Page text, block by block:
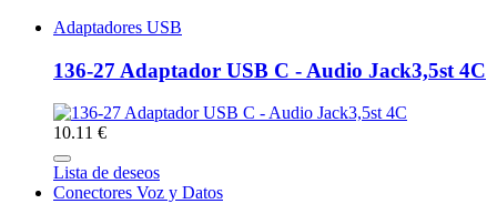
Adaptadores USB
136-27 Adaptador USB C - Audio Jack3,5st 4C
10.11 €
Lista de deseos
Conectores Voz y Datos